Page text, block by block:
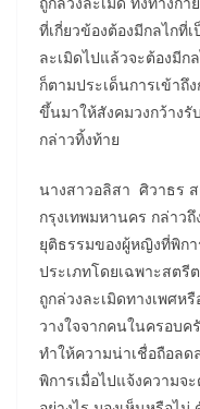
ที่เกี่ยวข้องต้องมีกลไกที่
ละเมิดไปแล้วจะต้องมีก
ก็ตามประเด็นการเข้าถึ
ขึ้นมาให้สังคมวงกว้าง
กล่าวทิ้งท้าย
นางสาวอลิสา ศิวาธร
กรุงเทพมหานคร กล่าว
ยุติธรรมของผู้หญิงที่พิก
ประเภทโดยเฉพาะสตรี
ถูกล่วงละเมิดทางเพศห
วางใจจากคนในครอบค
ทำให้ความน่าเชื่อถือลด
พิการเมื่อไปแจ้งความจ